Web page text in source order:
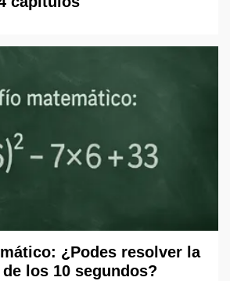
¿Podes resolver la
los 10 segundos?